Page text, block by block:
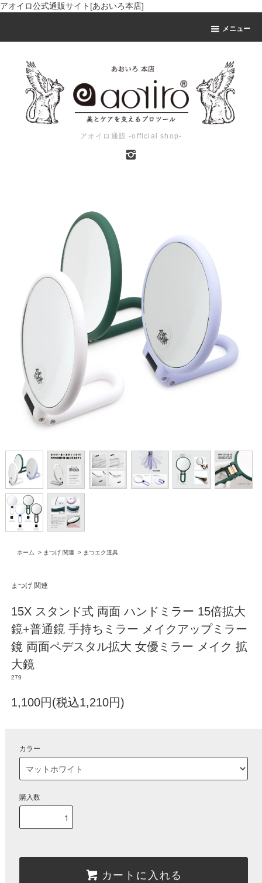
アオイロ公式通販サイト[あおいろ本店]
メニュー
アオイロ通販 -official shop-
ホーム > まつげ 関連 > まつエク道具
まつげ 関連
15X スタンド式 両面 ハンドミラー 15倍拡大
鏡+普通鏡 手持ちミラー メイクアップミラー
鏡 両面ペデスタル拡大 女優ミラー メイク 拡
大鏡
279
1,100円(税込1,210円)
カラー
購入数
カートに入れる